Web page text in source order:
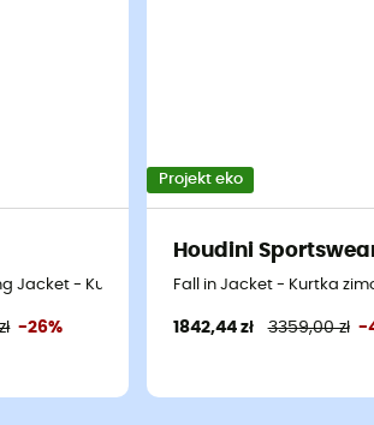
Jacket - Kurtka na narty biegowe meska
-26%
Projekt eko
Houdini
Fall in Jacket - Kurtka
1842,44 zł 3359,00 zł -